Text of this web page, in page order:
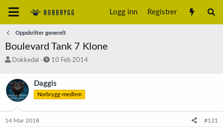
Logg inn Registrer
Oppskrifter generelt
Boulevard Tank 7 Klone
T
d
s
a
r
Dokkedal
S
r
t
a
10 Feb 2014
Daggis
Norbrygg-medlem
14 Mar 2018 #121